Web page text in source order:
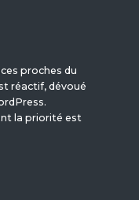
proches du
réactif, dévoué
la priorité est